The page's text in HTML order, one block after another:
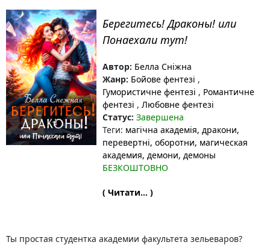
Берегитесь! Драконы! или
Понаехали тут!
Автор: Белла Сніжна
Жанр: Бойове фентезі ,
Гумористичне фентезі , Романтичне
фентезі , Любовне фентезі
Статус: Завершена
Теги: магічна академія, дракони,
перевертні, оборотни, магическая
академия, демони, демоны
БЕЗКОШТОВНО
( Читати... )
Ты простая студентка академии факультета зельеваров?